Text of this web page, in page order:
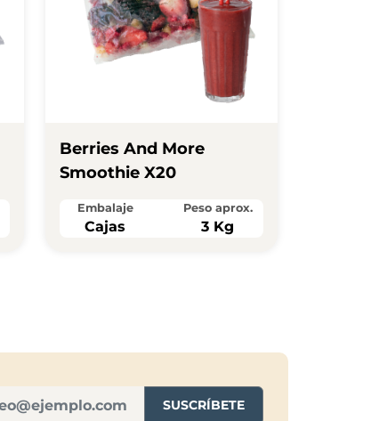
Berries And More
Smoothie X20
Embalaje
Cajas
Peso aprox.
3 Kg
SUSCRÍBETE